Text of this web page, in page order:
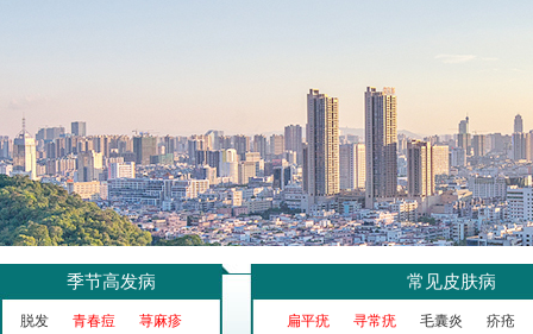
季节高发病
脱发 青春痘
荨麻疹
常见皮肤病
扁平疣 寻常疣 毛囊炎
疥疮